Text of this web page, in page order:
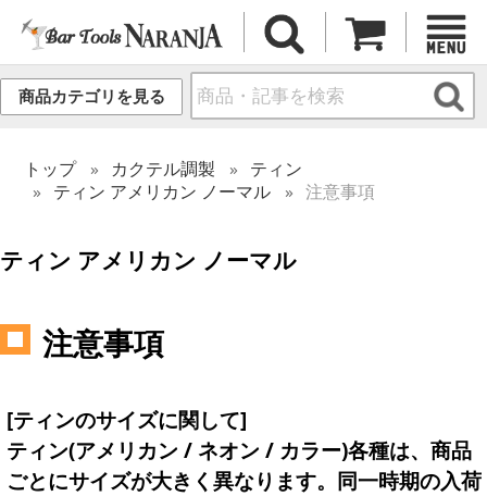
商品カテゴリを見る
トップ カクテル調製
ティン
ティン アメリカン ノーマル
注意事項
ティン アメリカン ノーマル
注意事項
[ティンのサイズに関して]
ティン(アメリカン / ネオン / カラー)各種は、商品
ごとにサイズが大きく異なります。同一時期の入荷